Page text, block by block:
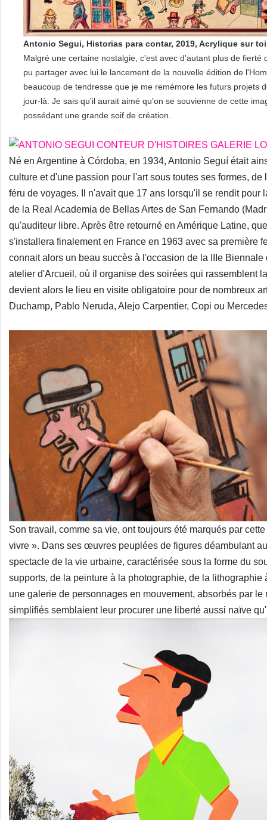
Antonio Segui, Historias para contar, 2019, Acrylique sur
Malgré une certaine nostalgie, c'est avec d'autant plus de
pu partager avec lui le lancement de la nouvelle édition de
beaucoup de tendresse que je me remémore les futurs projets
jour-là. Je sais qu'il aurait aimé qu'on se souvienne de cette
possédant une grande soif de création.
Né en Argentine à Córdoba, en 1934, Antonio Seguí était
culture et d'une passion pour l'art sous toutes ses formes,
féru de voyages. Il n'avait que 17 ans lorsqu'il se rendit
de la Real Academia de Bellas Artes de San Fernando
qu'auditeur libre. Après être retourné en Amérique Latine,
s'installera finalement en France en 1963 avec sa première
connait alors un beau succès à l'occasion de la IIIe
atelier d'Arcueil, où il organise des soirées qui rassemblent
devient alors le lieu en visite obligatoire pour de nombreux
Duchamp, Pablo Neruda, Alejo Carpentier, Copi ou
Son travail, comme sa vie, ont toujours été marqués par
vivre ». Dans ses œuvres peuplées de figures déambulant
spectacle de la vie urbaine, caractérisée sous la forme du
supports, de la peinture à la photographie, de la
une galerie de personnages en mouvement, absorbés par
simplifiés semblaient leur procurer une liberté aussi naïve